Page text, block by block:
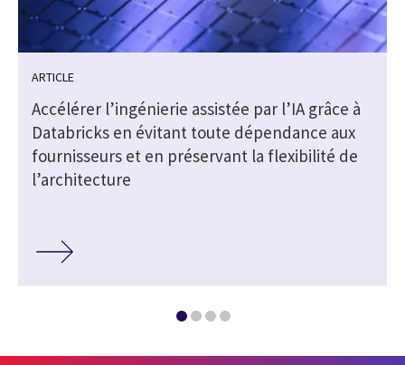
ARTICLE
Accélérer l’ingénierie assistée par l’IA grâce à
Databricks en évitant toute dépendance aux
fournisseurs et en préservant la flexibilité de
l’architecture